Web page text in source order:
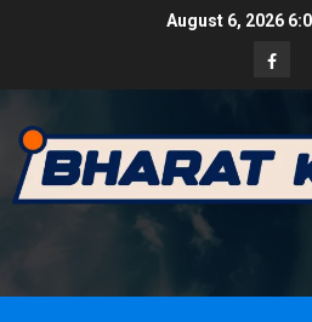
August 6, 2026